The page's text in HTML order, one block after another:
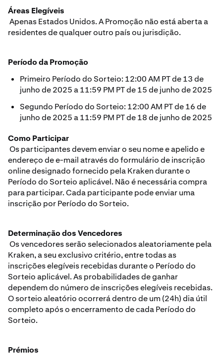
Áreas Elegíveis
Apenas Estados Unidos. A Promoção não está aberta a
residentes de qualquer outro país ou jurisdição.
Período da Promoção
Primeiro Período do Sorteio: 12:00 AM PT de 13 de
junho de 2025 a 11:59 PM PT de 15 de junho de 2025
Segundo Período do Sorteio: 12:00 AM PT de 16 de
junho de 2025 a 11:59 PM PT de 18 de junho de 2025
Como Participar
Os participantes devem enviar o seu nome e apelido e
endereço de e-mail através do formulário de inscrição
online designado fornecido pela Kraken durante o
Período do Sorteio aplicável. Não é necessária compra
para participar. Cada participante pode enviar uma
inscrição por Período do Sorteio.
Determinação dos Vencedores
Os vencedores serão selecionados aleatoriamente pela
Kraken, a seu exclusivo critério, entre todas as
inscrições elegíveis recebidas durante o Período do
Sorteio aplicável. As probabilidades de ganhar
dependem do número de inscrições elegíveis recebidas.
O sorteio aleatório ocorrerá dentro de um (24h) dia útil
completo após o encerramento de cada Período do
Sorteio.
Prémios